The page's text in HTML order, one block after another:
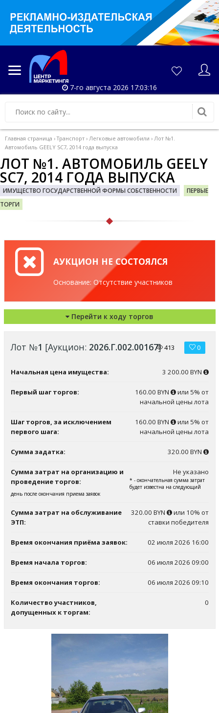
7-го августа 2026 17:03:17
Главная страница › Транспорт › Легковые автомобили › Лот №1.
Автомобиль GEELY SC7, 2014 года выпуска
ЛОТ №1. АВТОМОБИЛЬ GEELY
SC7, 2014 ГОДА ВЫПУСКА
ИМУЩЕСТВО ГОСУДАРСТВЕННОЙ ФОРМЫ СОБСТВЕННОСТИ
ПЕРВЫЕ
ТОРГИ
АУКЦИОН НЕ СОСТОЯЛСЯ
Основание: Отсутствие участников
Перейти к ходу торгов
Лот №1 [Аукцион: 2026.Г.002.00167] 413 0
Начальная цена имущества: 3 200.00 BYN
Первый шаг торгов: 160.00 BYN
или 5% от
начальной цены лота
Шаг торгов, за исключением
первого шага:
160.00 BYN
или 5% от
начальной цены лота
Сумма задатка: 320.00 BYN
Сумма затрат на организацию и
проведение торгов:
Не указано
* - окончательная сумма затрат
будет известна на следующий
день после окончания приема заявок
Сумма затрат на обслуживание
ЭТП:
320.00 BYN
или 10% от
ставки победителя
Время окончания приёма заявок: 02 июля 2026 16:00
Время начала торгов: 06 июля 2026 09:00
Время окончания торгов: 06 июля 2026 09:10
Количество участников,
допущенных к торгам:
0